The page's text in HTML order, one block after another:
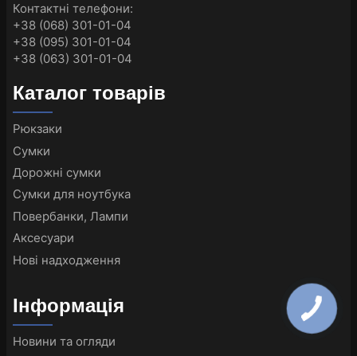
Контактні телефони:
+38 (068) 301-01-04
+38 (095) 301-01-04
+38 (063) 301-01-04
Каталог товарів
Рюкзаки
Сумки
Дорожні сумки
Сумки для ноутбука
Повербанки, Лампи
Аксесуари
Нові надходження
Інформація
Новини та огляди